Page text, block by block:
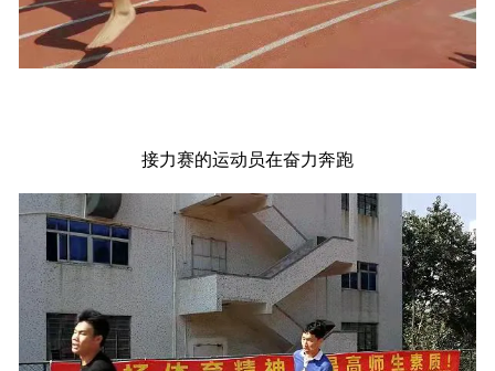
接力赛的运动员在奋力奔跑